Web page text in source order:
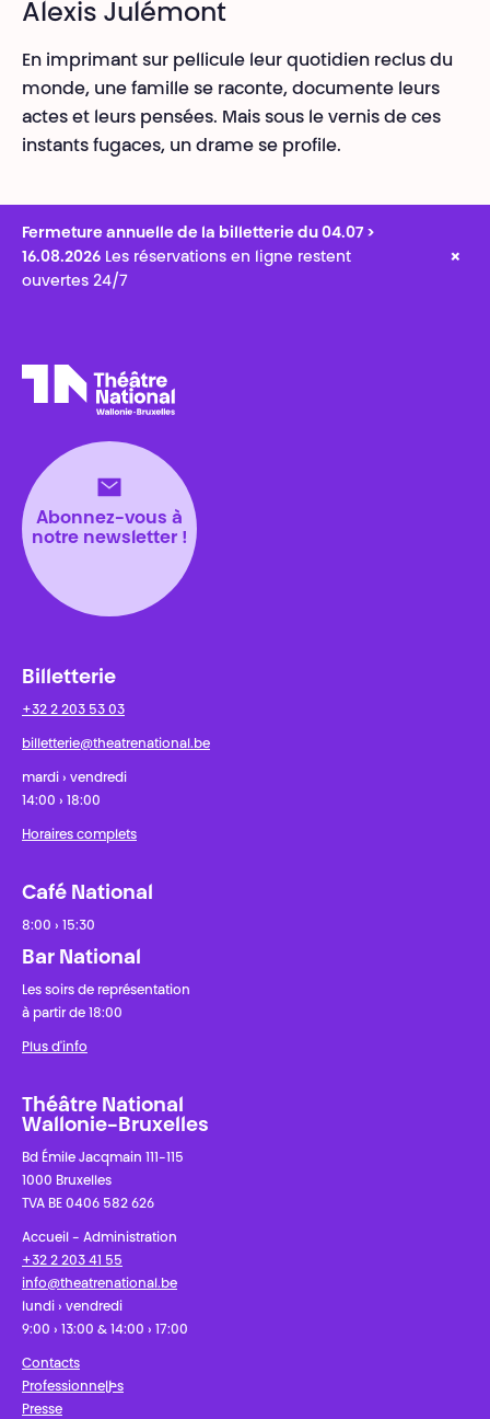
Alexis Julémont
En imprimant sur pellicule leur quotidien reclus du
monde, une famille se raconte, documente leurs
actes et leurs pensées. Mais sous le vernis de ces
instants fugaces, un drame se profile.
Fermeture annuelle de la billetterie du 04.07 >
16.08.2026 Les réservations en ligne restent
ouvertes 24/7
×
Abonnez-vous à
notre newsletter !
Billetterie
+32 2 203 53 03
billetterie@theatrenational.be
mardi › vendredi
14:00 › 18:00
Horaires complets
Café National
8:00 › 15:30
Bar National
Les soirs de représentation
à partir de 18:00
Plus d'info
Théâtre National
Wallonie-Bruxelles
Bd Émile Jacqmain 111-115
1000 Bruxelles
TVA BE 0406 582 626
Accueil - Administration
+32 2 203 41 55
info@theatrenational.be
lundi › vendredi
9:00 › 13:00 & 14:00 › 17:00
Contacts
Professionnel·les
Presse